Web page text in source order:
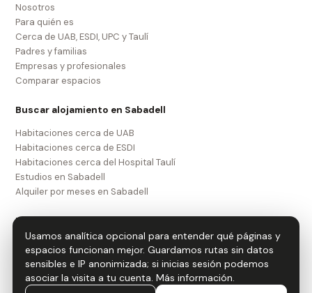
Usamos analítica opcional para entender qué páginas y
espacios funcionan mejor. Guardamos rutas sin datos
sensibles e IP anonimizada; si inicias sesión podemos
asociar la visita a tu cuenta. Más información.
Nosotros
Para quién es
Cerca de UAB, ESDI, UPC y Taulí
Padres y familias
Empresas y profesionales
Comparar espacios
Buscar alojamiento en Sabadell
Habitaciones cerca de UAB
Habitaciones cerca de ESDI
Habitaciones cerca del Hospital Taulí
Estudios en Sabadell
Alquiler por meses en Sabadell
Legal
Aviso legal
Política de privacidad
Política de cookies